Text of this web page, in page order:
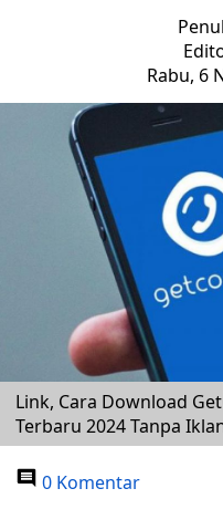
Rabu, 6
Link, Cara Download
Terbaru 2024 Tanpa
0 Komentar